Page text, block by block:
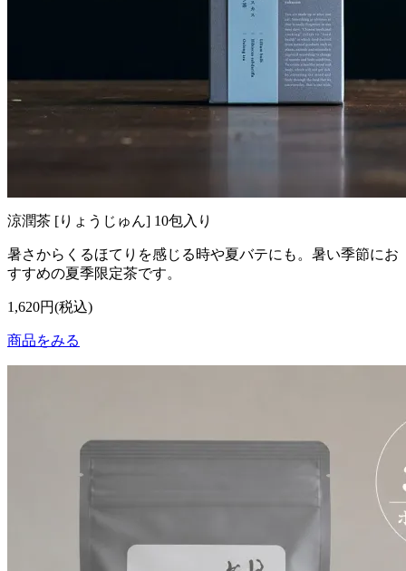
涼潤茶 [りょうじゅん] 10包入り
暑さからくるほてりを感じる時や夏バテにも。暑い季節にお
すすめの夏季限定茶です。
1,620円(税込)
商品をみる